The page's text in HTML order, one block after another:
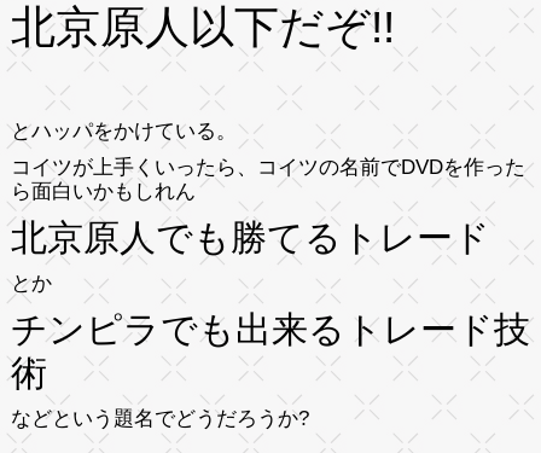
北京原人以下だぞ!!
とハッパをかけている。
コイツが上手くいったら、コイツの名前でDVDを作った
ら面白いかもしれん
北京原人でも勝てるトレード
とか
チンピラでも出来るトレード技
術
などという題名でどうだろうか?